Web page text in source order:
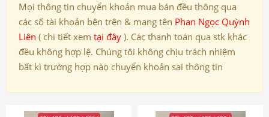
Mọi thông tin chuyển khoản mua bán đều thông qua
các số tài khoản bên trên & mang tên Phan Ngọc Quỳnh
Liên ( chi tiết xem tại đây ). Các thanh toán qua stk khác
đều không hợp lệ. Chúng tôi không chịu trách nhiệm
bất kì trường hợp nào chuyển khoản sai thông tin